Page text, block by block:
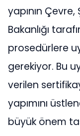
yapının
Bakanlığı
prosedürlere
gerekiyor. Bu
verilen
yapımını
büyük önem